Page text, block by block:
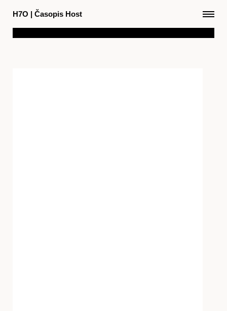
H7O | Časopis Host